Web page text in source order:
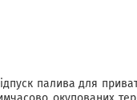
палива для